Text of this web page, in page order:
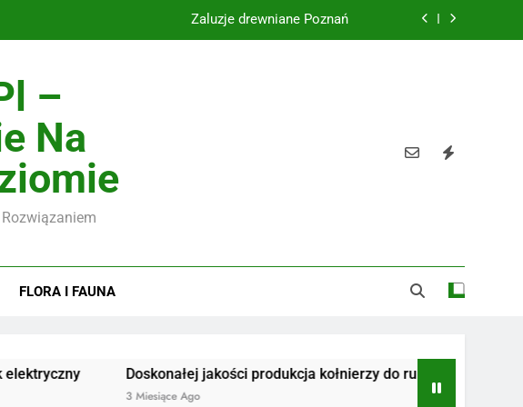
Żaluzje drewniane Poznań
–
Na
FLORA I FAUNA
Doskonałej jakości produkcja kołnierzy do rur
3 Miesiące Ago
Radiotelefony
3 Miesiące Ago